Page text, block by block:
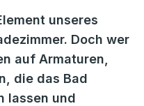
unseres
Doch wer
auf Armaturen,
die das Bad
lassen und